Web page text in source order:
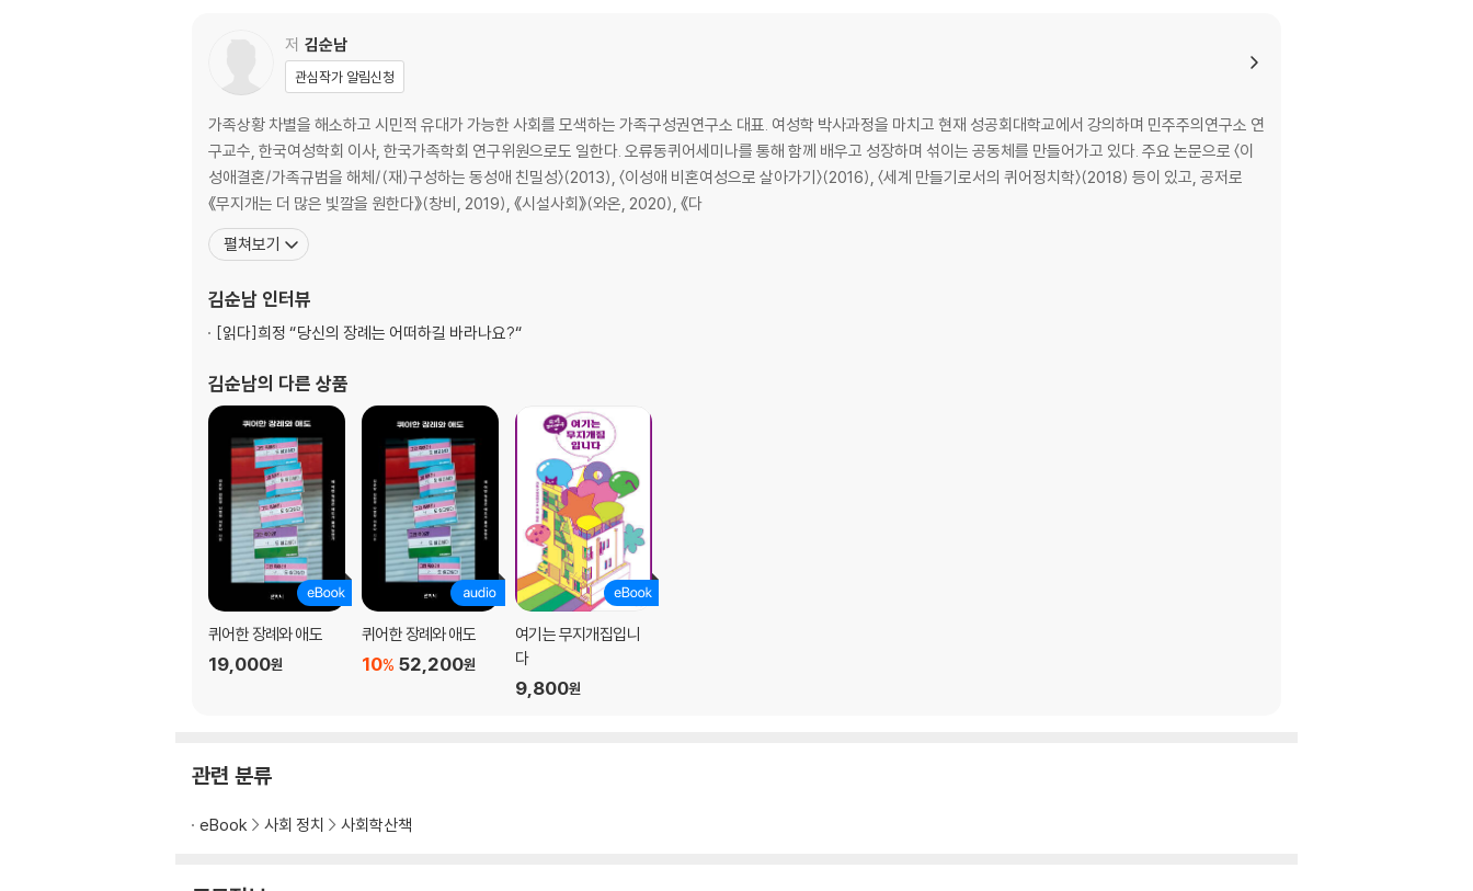
저 김순남
관심작가 알림신청
가족상황 차별을 해소하고 시민적 유대가 가능한 사회를 모색하는 가족구성권연구소 대표. 여성학 박사과정을 마치고 현재 성공회대학교에서 강의하며 민주주의연구소 연
구교수, 한국여성학회 이사, 한국가족학회 연구위원으로도 일한다. 오류동퀴어세미나를 통해 함께 배우고 성장하며 섞이는 공동체를 만들어가고 있다. 주요 논문으로 〈이
성애결혼/가족규범을 해체/(재)구성하는 동성애 친밀성〉(2013), 〈이성애 비혼여성으로 살아가기〉(2016), 〈세계 만들기로서의 퀴어정치학〉(2018) 등이 있고, 공저로
《무지개는 더 많은 빛깔을 원한다》(창비, 2019), 《시설사회》(와온, 2020), 《다
펼쳐보기
김순남 인터뷰
[읽다]희정 “당신의 장례는 어떠하길 바라나요?“
김순남의 다른 상품
퀴어한 장례와 애도
19,000원
퀴어한 장례와 애도
52,200원
10%
여기는 무지개집입니
다
9,800원
관련 분류
eBook 사회 정치 사회학산책